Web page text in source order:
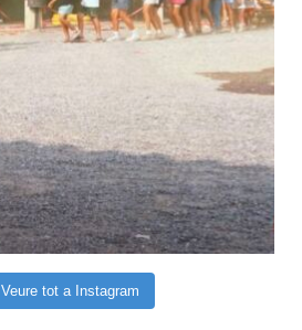
Veure tot a Instagram